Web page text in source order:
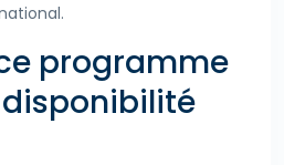
programme